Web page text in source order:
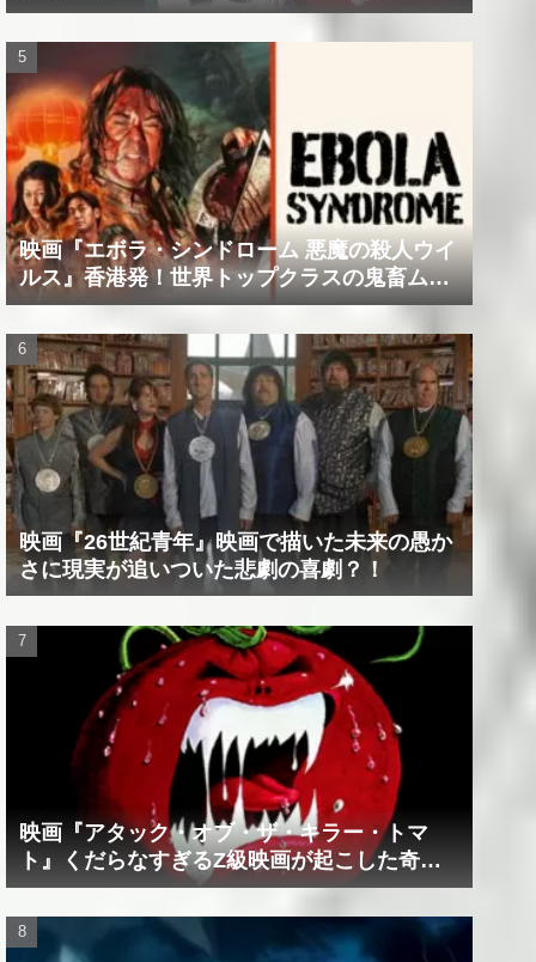
映画『エボラ・シンドローム 悪魔の殺人ウイ
ルス』香港発！世界トップクラスの鬼畜ムー
ビー！！
映画『26世紀青年』映画で描いた未来の愚か
さに現実が追いついた悲劇の喜劇？！
映画『アタック・オブ・ザ・キラー・トマ
ト』くだらなすぎるZ級映画が起こした奇跡
の数々！？